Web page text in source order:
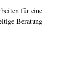
für eine
Beratung